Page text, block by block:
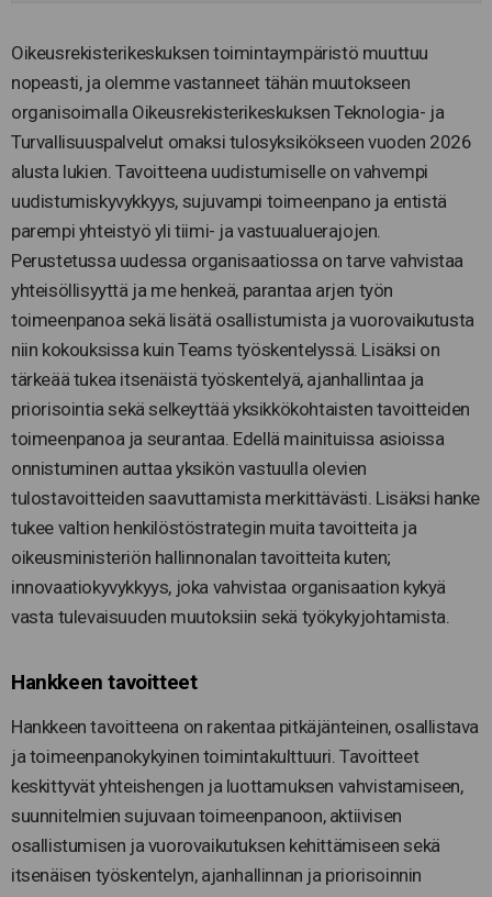
Oikeusrekisterikeskuksen toimintaympäristö muuttuu
nopeasti, ja olemme vastanneet tähän muutokseen
organisoimalla Oikeusrekisterikeskuksen Teknologia- ja
Turvallisuuspalvelut omaksi tulosyksikökseen vuoden 2026
alusta lukien. Tavoitteena uudistumiselle on vahvempi
uudistumiskyvykkyys, sujuvampi toimeenpano ja entistä
parempi yhteistyö yli tiimi- ja vastuualuerajojen.
Perustetussa uudessa organisaatiossa on tarve vahvistaa
yhteisöllisyyttä ja me henkeä, parantaa arjen työn
toimeenpanoa sekä lisätä osallistumista ja vuorovaikutusta
niin kokouksissa kuin Teams työskentelyssä. Lisäksi on
tärkeää tukea itsenäistä työskentelyä, ajanhallintaa ja
priorisointia sekä selkeyttää yksikkökohtaisten tavoitteiden
toimeenpanoa ja seurantaa. Edellä mainituissa asioissa
onnistuminen auttaa yksikön vastuulla olevien
tulostavoitteiden saavuttamista merkittävästi. Lisäksi hanke
tukee valtion henkilöstöstrategin muita tavoitteita ja
oikeusministeriön hallinnonalan tavoitteita kuten;
innovaatiokyvykkyys, joka vahvistaa organisaation kykyä
vasta tulevaisuuden muutoksiin sekä työkykyjohtamista.
Hankkeen tavoitteet
Hankkeen tavoitteena on rakentaa pitkäjänteinen, osallistava
ja toimeenpanokykyinen toimintakulttuuri. Tavoitteet
keskittyvät yhteishengen ja luottamuksen vahvistamiseen,
suunnitelmien sujuvaan toimeenpanoon, aktiivisen
osallistumisen ja vuorovaikutuksen kehittämiseen sekä
itsenäisen työskentelyn, ajanhallinnan ja priorisoinnin